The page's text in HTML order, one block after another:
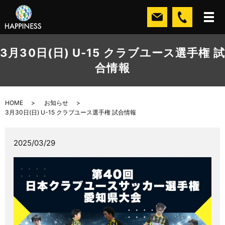
3月30日(日) U-15 クラブユース選手権 試
合情報
HOME
お知らせ
3月30日(日) U-15 クラブユース選手権 試合情報
2025/03/29